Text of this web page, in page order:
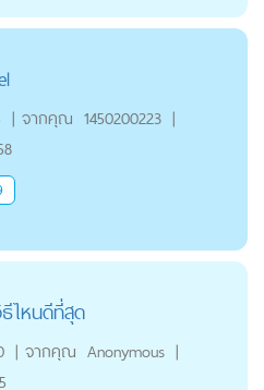
| จากคุณ 1450200223 |
ไหนดีที่สุด
| จากคุณ Anonymous |